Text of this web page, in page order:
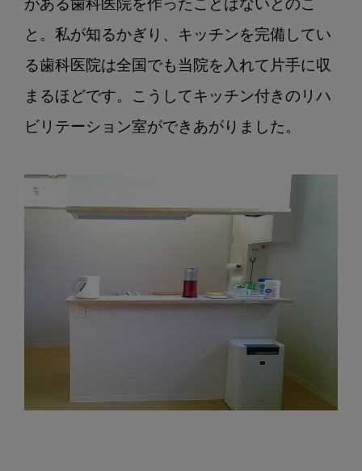
がある歯科医院を作ったことはないとのこ
と。私が知るかぎり、キッチンを完備してい
る歯科医院は全国でも当院を入れて片手に収
まるほどです。こうしてキッチン付きのリハ
ビリテーション室ができあがりました。